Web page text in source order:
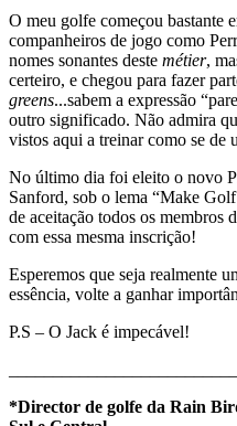
O meu golfe começou bastante
companheiros de jogo como
nomes sonantes deste métier,
certeiro, e chegou para fazer
greens...sabem a expressão
outro significado. Não admira
vistos aqui a treinar como se de
No último dia foi eleito o novo
Sanford, sob o lema “Make
de aceitação todos os membros
com essa mesma inscrição!
Esperemos que seja realmente
essência, volte a ganhar
P.S – O Jack é impecável!
*Director de golfe da Rain